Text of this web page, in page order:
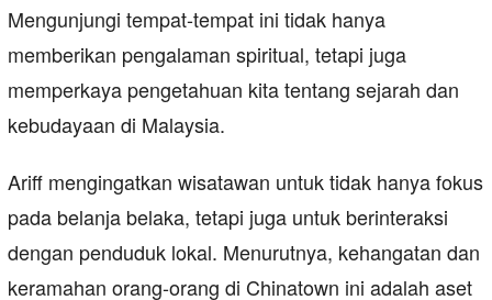
Mengunjungi tempat-tempat ini tidak hanya
memberikan pengalaman spiritual, tetapi juga
memperkaya pengetahuan kita tentang sejarah dan
kebudayaan di Malaysia.
Ariff mengingatkan wisatawan untuk tidak hanya fokus
pada belanja belaka, tetapi juga untuk berinteraksi
dengan penduduk lokal. Menurutnya, kehangatan dan
keramahan orang-orang di Chinatown ini adalah aset